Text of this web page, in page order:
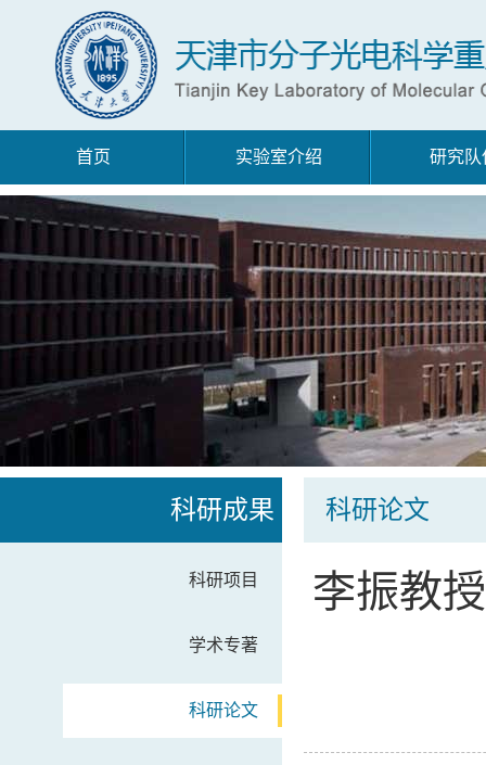
首页 实验室介绍 研究队
科研成果
科研项目
学术专著
科研论文
科研论文
李振教